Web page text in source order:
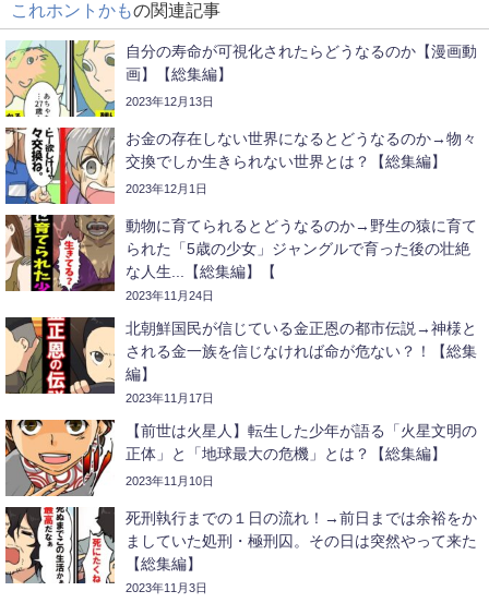
これホントかもの関連記事
自分の寿命が可視化されたらどうなるのか【漫画動
画】【総集編】
2023年12月13日
お金の存在しない世界になるとどうなるのか→物々
交換でしか生きられない世界とは？【総集編】
2023年12月1日
動物に育てられるとどうなるのか→野生の猿に育て
られた「5歳の少女」ジャングルで育った後の壮絶
な人生...【総集編】【
2023年11月24日
北朝鮮国民が信じている金正恩の都市伝説→神様と
される金一族を信じなければ命が危ない？！【総集
編】
2023年11月17日
【前世は火星人】転生した少年が語る「火星文明の
正体」と「地球最大の危機」とは？【総集編】
2023年11月10日
死刑執行までの１日の流れ！→前日までは余裕をか
ましていた処刑・極刑囚。その日は突然やって来た
【総集編】
2023年11月3日